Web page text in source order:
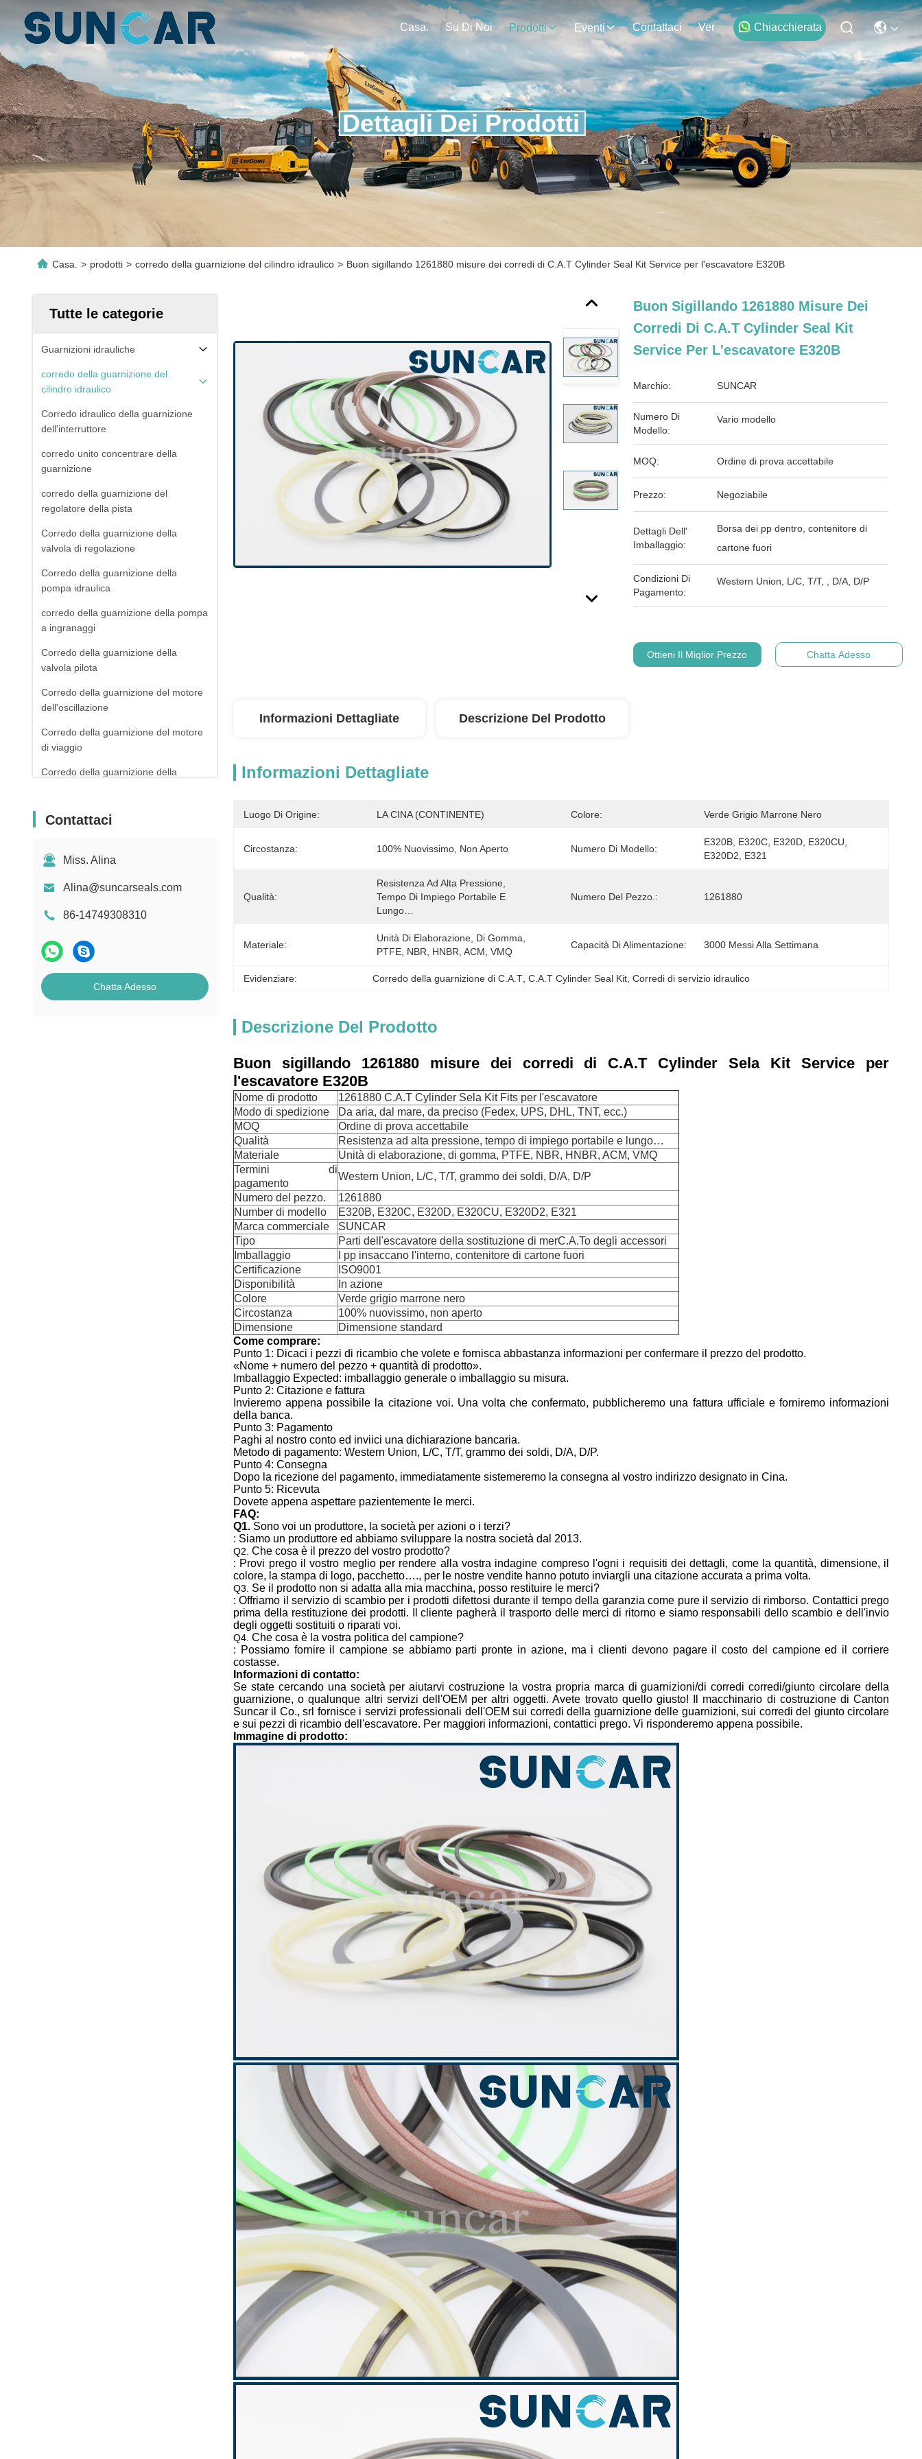
Casa. Su Di Noi Prodotti Eventi Contattaci Ver Chiacchierata
Dettagli Dei Prodotti
Casa. > prodotti > corredo della guarnizione del cilindro idraulico > Buon sigillando 1261880 misure dei corredi di C.A.T Cylinder Seal Kit Service per l'escavatore E320B
Tutte le categorie
Guarnizioni idrauliche
corredo della guarnizione del
cilindro idraulico
Corredo idraulico della guarnizione
dell'interruttore
corredo unito concentrare della
guarnizione
corredo della guarnizione del
regolatore della pista
Corredo della guarnizione della
valvola di regolazione
Corredo della guarnizione della
pompa idraulica
corredo della guarnizione della pompa
a ingranaggi
Corredo della guarnizione della
valvola pilota
Corredo della guarnizione del motore
dell'oscillazione
Corredo della guarnizione del motore
di viaggio
Corredo della guarnizione della
Guarnizione dell'OEM
Corredo principale della guarnizione
Contattaci
Miss. Alina
Alina@suncarseals.com
86-14749308310
Chatta Adesso
Buon Sigillando 1261880 Misure Dei
Corredi Di C.A.T Cylinder Seal Kit
Service Per L'escavatore E320B
Marchio: SUNCAR
Numero Di
Modello:
Vario modello
MOQ: Ordine di prova accettabile
Prezzo: Negoziabile
Dettagli Dell'
Imballaggio:
Borsa dei pp dentro, contenitore di
cartone fuori
Condizioni Di
Pagamento:
Western Union, L/C, T/T, , D/A, D/P
Ottieni Il Miglior Prezzo Chatta Adesso
Informazioni Dettagliate Descrizione Del Prodotto
Informazioni Dettagliate
Luogo Di Origine: LA CINA (CONTINENTE) Colore: Verde Grigio Marrone Nero
Circostanza: 100% Nuovissimo, Non Aperto Numero Di Modello:
E320B, E320C, E320D, E320CU,
E320D2, E321
Qualità:
Resistenza Ad Alta Pressione,
Tempo Di Impiego Portabile E
Lungo…
Numero Del Pezzo.: 1261880
Materiale:
Unità Di Elaborazione, Di Gomma,
PTFE, NBR, HNBR, ACM, VMQ
Capacità Di Alimentazione: 3000 Messi Alla Settimana
Evidenziare: Corredo della guarnizione di C.A.T , C.A.T Cylinder Seal Kit , Corredi di servizio idraulico
Descrizione Del Prodotto
Buon sigillando 1261880 misure dei corredi di C.A.T Cylinder Sela Kit Service per
l'escavatore E320B
Nome di prodotto
1261880 C.A.T Cylinder Sela Kit Fits per l'escavatore
Modo di spedizione
Da aria, dal mare, da preciso (Fedex, UPS, DHL, TNT, ecc.)
MOQ
Ordine di prova accettabile
Qualità
Resistenza ad alta pressione, tempo di impiego portabile e lungo…
Materiale
Unità di elaborazione, di gomma, PTFE, NBR, HNBR, ACM, VMQ
Termini di
pagamento
Western Union, L/C, T/T, grammo dei soldi, D/A, D/P
Numero del pezzo.
1261880
Number di modello
E320B, E320C, E320D, E320CU, E320D2, E321
Marca commerciale
SUNCAR
Tipo
Parti dell'escavatore della sostituzione di merC.A.To degli accessori
Imballaggio
I pp insaccano l'interno, contenitore di cartone fuori
Certificazione
ISO9001
Disponibilità
In azione
Colore
Verde grigio marrone nero
Circostanza
100% nuovissimo, non aperto
Dimensione
Dimensione standard
Come comprare:
Punto 1: Dicaci i pezzi di ricambio che volete e fornisca abbastanza informazioni per confermare il prezzo del prodotto.
«Nome + numero del pezzo + quantità di prodotto».
Imballaggio Expected: imballaggio generale o imballaggio su misura.
Punto 2: Citazione e fattura
Invieremo appena possibile la citazione voi. Una volta che confermato, pubblicheremo una fattura ufficiale e forniremo informazioni
della banca.
Punto 3: Pagamento
Paghi al nostro conto ed inviici una dichiarazione bancaria.
Metodo di pagamento: Western Union, L/C, T/T, grammo dei soldi, D/A, D/P.
Punto 4: Consegna
Dopo la ricezione del pagamento, immediatamente sistemeremo la consegna al vostro indirizzo designato in Cina.
Punto 5: Ricevuta
Dovete appena aspettare pazientemente le merci.
FAQ:
Q1. Sono voi un produttore, la società per azioni o i terzi?
: Siamo un produttore ed abbiamo sviluppare la nostra società dal 2013.
Q2. Che cosa è il prezzo del vostro prodotto?
: Provi prego il vostro meglio per rendere alla vostra indagine compreso l'ogni i requisiti dei dettagli, come la quantità, dimensione, il
colore, la stampa di logo, pacchetto…., per le nostre vendite hanno potuto inviargli una citazione accurata a prima volta.
Q3. Se il prodotto non si adatta alla mia macchina, posso restituire le merci?
: Offriamo il servizio di scambio per i prodotti difettosi durante il tempo della garanzia come pure il servizio di rimborso. Contattici prego
prima della restituzione dei prodotti. Il cliente pagherà il trasporto delle merci di ritorno e siamo responsabili dello scambio e dell'invio
degli oggetti sostituiti o riparati voi.
Q4. Che cosa è la vostra politica del campione?
: Possiamo fornire il campione se abbiamo parti pronte in azione, ma i clienti devono pagare il costo del campione ed il corriere
costasse.
Informazioni di contatto:
Se state cercando una società per aiutarvi costruzione la vostra propria marca di guarnizioni/di corredi corredi/giunto circolare della
guarnizione, o qualunque altri servizi dell'OEM per altri oggetti. Avete trovato quello giusto! Il macchinario di costruzione di Canton
Suncar il Co., srl fornisce i servizi professionali dell'OEM sui corredi della guarnizione delle guarnizioni, sui corredi del giunto circolare
e sui pezzi di ricambio dell'escavatore. Per maggiori informazioni, contattici prego. Vi risponderemo appena possibile.
Immagine di prodotto: